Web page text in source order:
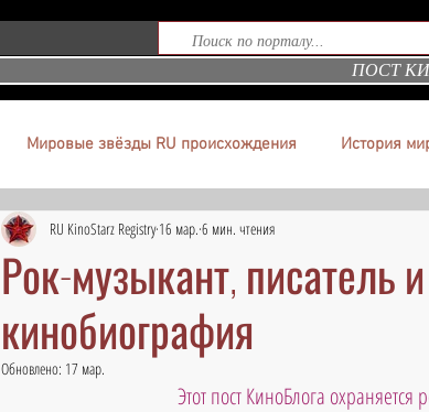
ПОСТ
Мировые звёзды RU происхождения История
Рок-музыкант, писатель
кинобиография
RU KinoStarz Registry 16 мар. 6 мин. чтения
Обновлено: 17 мар.
Этот пост КиноБлога